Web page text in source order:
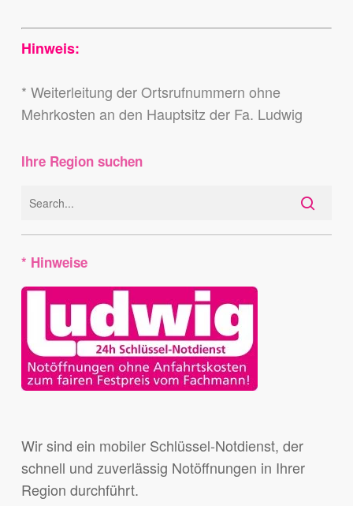
Hinweis:
* Weiterleitung der Ortsrufnummern ohne
Mehrkosten an den Hauptsitz der Fa. Ludwig
Ihre Region suchen
* Hinweise
Wir sind ein mobiler Schlüssel-Notdienst, der
schnell und zuverlässig Notöffnungen in Ihrer
Region durchführt.